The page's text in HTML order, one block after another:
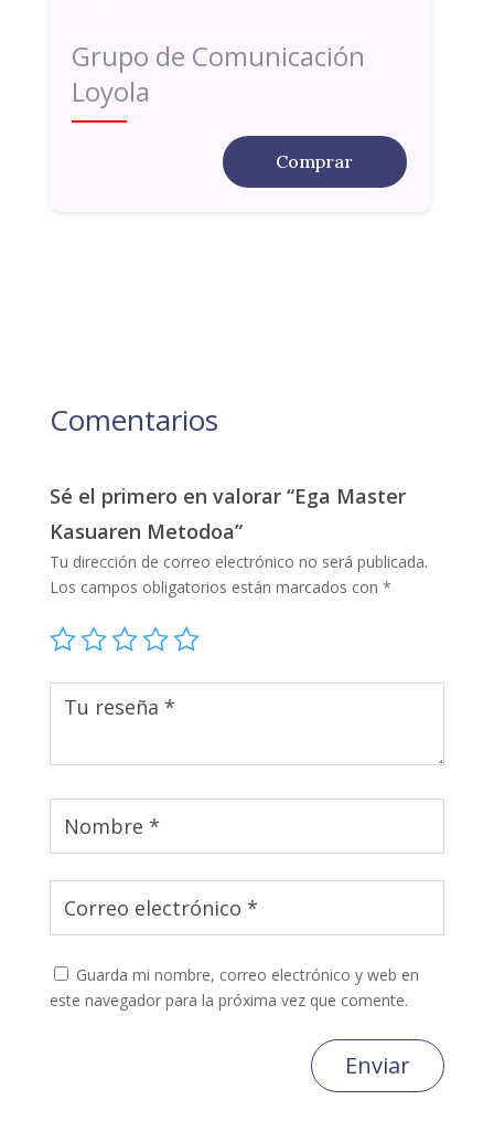
Grupo de Comunicación
Loyola
Comprar
Comentarios
Sé el primero en valorar “Ega Master
Kasuaren Metodoa”
Tu dirección de correo electrónico no será publicada.
Los campos obligatorios están marcados con *
Guarda mi nombre, correo electrónico y web en
este navegador para la próxima vez que comente.
Enviar